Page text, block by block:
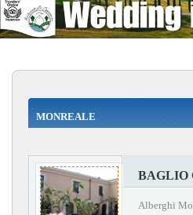
MONREALE
BAGLIO
Alberghi